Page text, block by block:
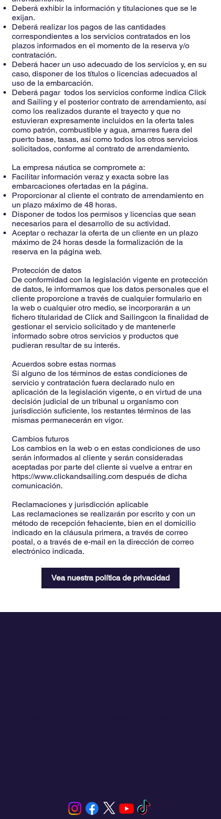
Vea nuestra política de privacidad
Deberá exhibir la información y titulaciones que se le
exijan.
Deberá realizar los pagos de las cantidades
correspondientes a los servicios contratados en los
plazos informados en el momento de la reserva y/o
contratación.
Deberá hacer un uso adecuado de los servicios y, en su
caso, disponer de los títulos o licencias adecuados al
uso de la embarcación.
Deberá pagar todos los servicios conforme indica Click
and Sailing y el posterior contrato de arrendamiento, así
como los realizados durante el trayecto y que no
estuvieran expresamente incluidos en la oferta tales
como patrón, combustible y agua, amarres fuera del
puerto base, tasas, así como todos los otros servicios
solicitados, conforme al contrato de arrendamiento.
La empresa náutica se compromete a:
Facilitar información veraz y exacta sobre las
embarcaciones ofertadas en la página.
Proporcionar al cliente el contrato de arrendamiento en
un plazo máximo de 48 horas.
Disponer de todos los permisos y licencias que sean
necesarios para el desarrollo de su actividad.
Aceptar o rechazar la oferta de un cliente en un plazo
máximo de 24 horas desde la formalización de la
reserva en la página web.
Protección de datos
De conformidad con la legislación vigente en protección
de datos, le informamos que los datos personales que el
cliente proporcione a través de cualquier formulario en
la web o cualquier otro medio, se incorporarán a un
fichero titularidad de Click and Sailingcon la finalidad de
gestionar el servicio solicitado y de mantenerle
informado sobre otros servicios y productos que
pudieran resultar de su interés.
Acuerdos sobre estas normas
Si alguno de los términos de estas condiciones de
servicio y contratación fuera declarado nulo en
aplicación de la legislación vigente, o en virtud de una
decisión judicial de un tribunal u organismo con
jurisdicción suficiente, los restantes términos de las
mismas permanecerán en vigor.
Cambios futuros
Los cambios en la web o en estas condiciones de uso
serán informados al cliente y serán consideradas
aceptadas por parte del cliente si vuelve a entrar en
https://www.clickandsailing.com después de dicha
comunicación.
Reclamaciones y jurisdicción aplicable
Las reclamaciones se realizarán por escrito y con un
método de recepción fehaciente, bien en el domicilio
indicado en la cláusula primera, a través de correo
postal, o a través de e-mail en la dirección de correo
electrónico indicada.